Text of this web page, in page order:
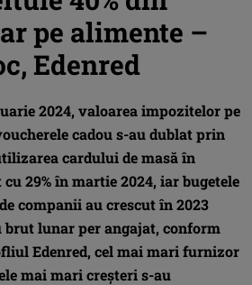
pe alimente –
Edenred
2024, valoarea impozitelor pe
cadou s-au dublat prin
cardului de masă în
29% în martie 2024, iar bugetele
companii au crescut în 2023
brut lunar per angajat, conform
Edenred, cel mai mari furnizor
mai mari creșteri s-au